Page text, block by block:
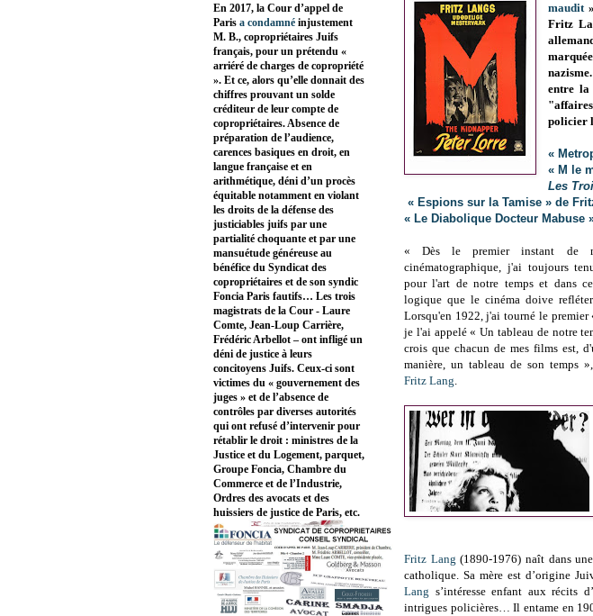
maudit
Fritz
entre la
policier
«
« M le
Les
« Espions sur la Tamise » de
« Le Diabolique Docteur Mabuse
« Dès le premier instant de
cinématographique, j'ai toujours
pour l'art de notre temps et dans
logique que le cinéma doive
Lorsqu'en 1922, j'ai tourné le premier
je l'ai appelé « Un tableau de notre
crois que chacun de mes films est,
manière, un tableau de son temps
Fritz Lang.
Fritz Lang (1890-1976) naît dans
catholique. Sa mère est d’origine
Lang s’intéresse enfant aux récits
intrigues policières… Il entame en
En 2017, la Cour d’appel de
Paris a condamné injustement
M. B., copropriétaires Juifs
français, pour un prétendu «
arriéré de charges de copropriété
». Et ce, alors qu’elle donnait des
chiffres prouvant un solde
créditeur de leur compte de
copropriétaires. Absence de
préparation de l’audience,
carences basiques en droit, en
langue française et en
arithmétique, déni d’un procès
équitable notamment en violant
les droits de la défense des
justiciables juifs par une
partialité choquante et par une
mansuétude généreuse au
bénéfice du Syndicat des
copropriétaires et de son syndic
Foncia Paris fautifs… Les trois
magistrats de la Cour - Laure
Comte, Jean-Loup Carrière,
Frédéric Arbellot – ont infligé un
déni de justice à leurs
concitoyens Juifs. Ceux-ci sont
victimes du « gouvernement des
juges » et de l’absence de
contrôles par diverses autorités
qui ont refusé d’intervenir pour
rétablir le droit : ministres de la
Justice et du Logement, parquet,
Groupe Foncia, Chambre du
Commerce et de l’Industrie,
Ordres des avocats et des
huissiers de justice de Paris, etc.